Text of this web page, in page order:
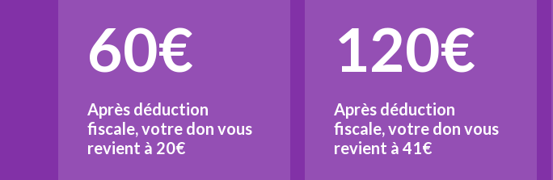
60€
Après déduction
fiscale, votre don vous
revient à 20€
120€
Après déduction
fiscale, votre don vous
revient à 41€